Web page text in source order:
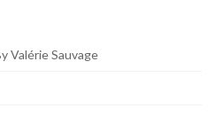
Valérie Sauvage